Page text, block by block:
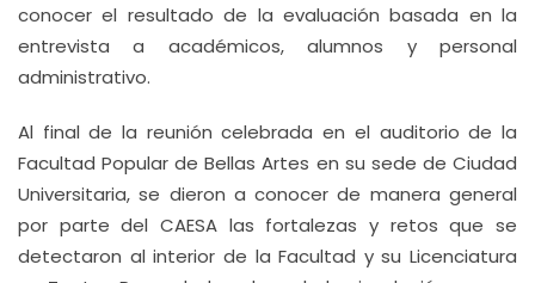
conocer el resultado de la evaluación basada en la
entrevista a académicos, alumnos y personal
administrativo.
Al final de la reunión celebrada en el auditorio de la
Facultad Popular de Bellas Artes en su sede de Ciudad
Universitaria, se dieron a conocer de manera general
por parte del CAESA las fortalezas y retos que se
detectaron al interior de la Facultad y su Licenciatura